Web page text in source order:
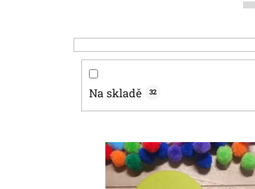
Na skladě 32